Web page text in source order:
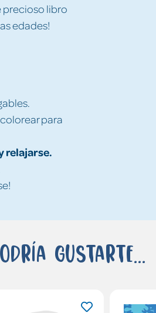
precioso libro
edades!
para
relajarse.
gustarte...